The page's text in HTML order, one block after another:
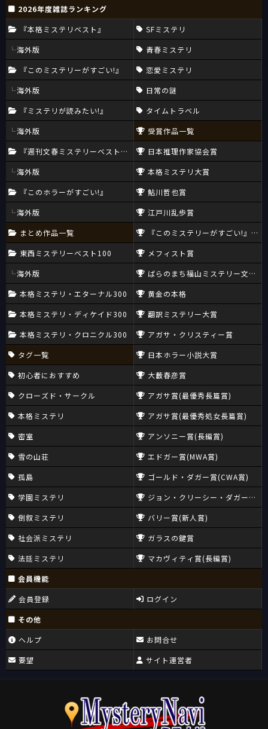
2026年度雑誌ランキング
『本格ミステリベスト』
海外版
『このミステリーがすごい!』
海外版
『ミステリが読みたい!』
海外版
『週刊文春ミステリーベスト10』
海外版
『このホラーがすごい!』
海外版
まとめ作品一覧
東西ミステリーベスト100
海外版
本格ミステリ・エターナル300
本格ミステリ・ディケイド300
本格ミステリ・クロニクル300
タグ一覧
初心者におすすめ
クローズド・サークル
本格ミステリ
密室
雪の山荘
孤島
学園ミステリ
倒叙ミステリ
社会派ミステリ
法廷ミステリ
SFミステリ
青春ミステリ
恋愛ミステリ
日常の謎
タイムトラベル
受賞作品一覧
日本推理作家協会賞
本格ミステリ大賞
鮎川哲也賞
江戸川乱歩賞
『このミステリーがすごい!』大賞
メフィスト賞
ばらのまち福山ミステリー文学新
黄金の本格
翻訳ミステリー大賞
アガサ・クリスティー賞
日本ホラー小説大賞
大藪春彦賞
アガサ賞(最優秀長篇賞)
アガサ賞(最優秀処女長篇賞)
アンソニー賞(長編賞)
エドガー賞(MWA賞)
ゴールド・ダガー賞(CWA賞)
ジョン・クリーシー・ダガー賞
バリー賞(新人賞)
ガラスの鍵賞
マカヴィティ賞(長編賞)
会員機能
会員登録
ログイン
その他
ヘルプ
要望
お問合せ
サイト運営者